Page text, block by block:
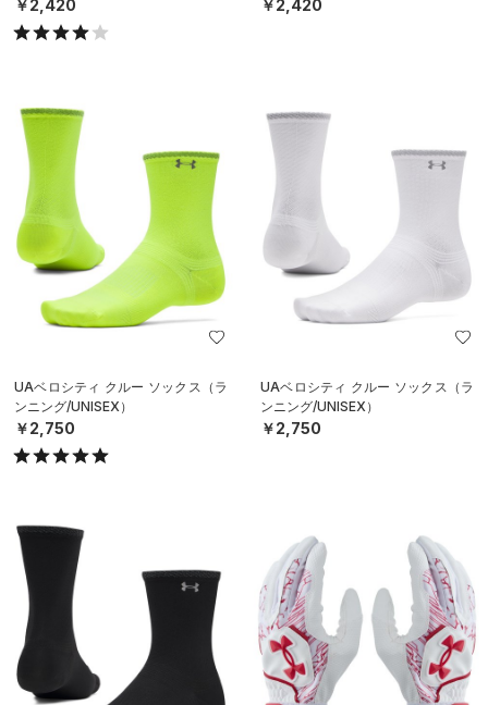
￥2,420 ￥2,420
UAベロシティ クルー ソックス（ラ
ンニング/UNISEX）
￥2,750
UAベロシティ クルー ソックス（ラ
ンニング/UNISEX）
￥2,750